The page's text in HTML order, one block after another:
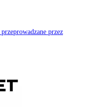
przez